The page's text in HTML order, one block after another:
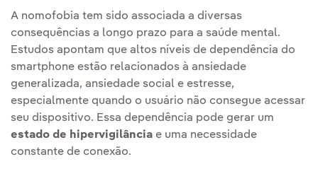
A nomofobia tem sido associada a diversas
consequências a longo prazo para a saúde mental.
Estudos apontam que altos níveis de dependência do
smartphone estão relacionados à ansiedade
generalizada, ansiedade social e estresse,
especialmente quando o usuário não consegue acessar
seu dispositivo. Essa dependência pode gerar um
estado de hipervigilância e uma necessidade
constante de conexão.